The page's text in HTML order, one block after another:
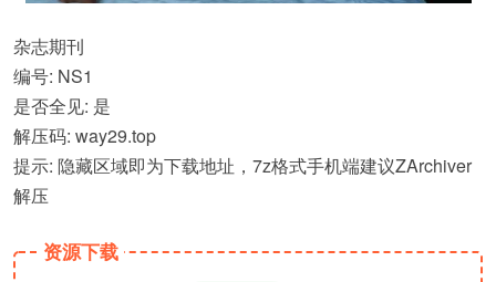
杂志期刊
编号: NS1
是否全见: 是
解压码: way29.top
提示: 隐藏区域即为下载地址，7z格式手机端建议ZArchiver
解压
资源下载